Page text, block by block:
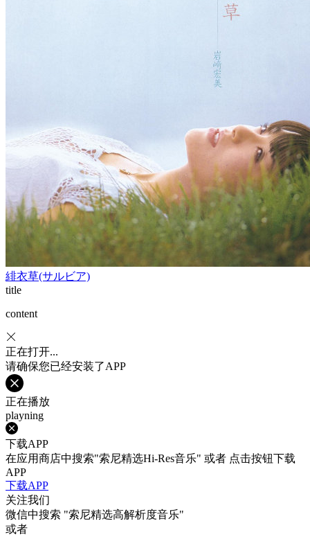
緋衣草(サルビア)
title
content
正在打开...
请确保您已经安装了APP
正在播放
playning
下载APP
在应用商店中搜索"索尼精选Hi-Res音乐" 或者 点击按钮下载
APP
下载APP
关注我们
微信中搜索 "索尼精选高解析度音乐"
或者